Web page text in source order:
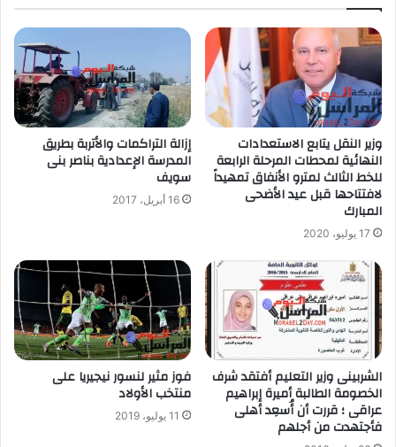
وزير النقل يتابع الاستعدادات
النهائية لمحطات المرحلة الرابعة
للخط الثالث لمترو الأنفاق تمهيداً
لافتتاحها قبل عيد الأضحى
المبارك
17 يوليو، 2020
إزالة التراكمات والأتربة بطريق
المدرسة الإعدادية بناصر بنى
سويف
16 أبريل، 2017
الشربينى وزير التعليم أفتقد شرف
الخصومة الطالبة أميرة إبراهيم
عراقى ؛ قررت أن أُسعِد أهلى
فأجتهدت من أجلهم
فوز مثير لنسور نيجيريا على
منتخب الأولاد
11 يوليو، 2019